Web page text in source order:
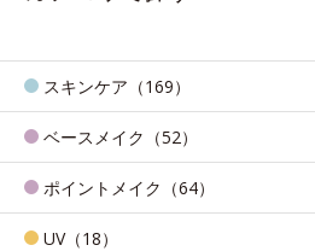
スキンケア（169）
ベースメイク（52）
ポイントメイク（64）
UV（18）